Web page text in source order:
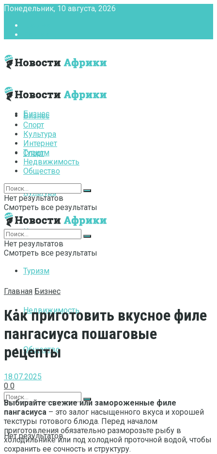
Понедельник, 10 августа, 2026
Бизнес
Спорт
Культура
Интернет
Туризм
Недвижимость
Общество
Нет результатов
Бизнес
Спорт
Культура
Интернет
Туризм
Недвижимость
Общество
Нет результатов
Смотреть все результаты
Нет результатов
Смотреть все результаты
Главная Бизнес
Как приготовить вкусное филе
пангасиуса пошаговые
рецепты
18.07.2025
0 0
Выбирайте свежие или замороженные филе
пангасиуса – это залог насыщенного вкуса и хорошей
текстуры готового блюда. Перед началом
приготовления обязательно разморозьте рыбу в
холодильнике или под холодной проточной водой, чтобы
сохранить ее сочность и структуру.